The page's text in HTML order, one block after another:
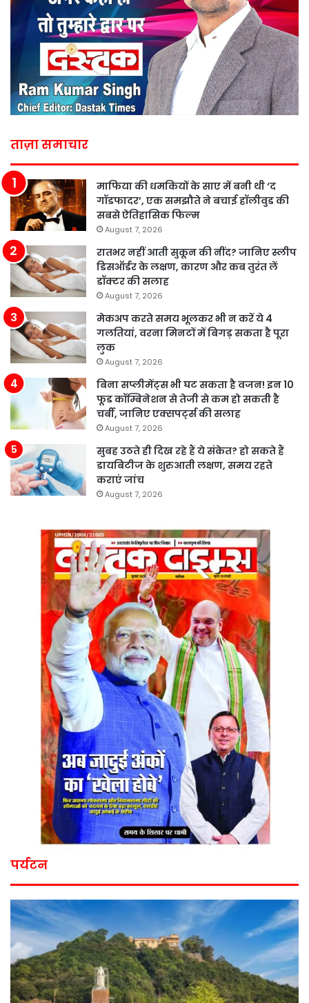
ताज़ा समाचार
माफिया की धमकियों के साए में बनी थी ‘द
गॉडफादर’, एक समझौते ने बचाई हॉलीवुड की
सबसे ऐतिहासिक फिल्म
August 7, 2026
रातभर नहीं आती सुकून की नींद? जानिए स्लीप
डिसऑर्डर के लक्षण, कारण और कब तुरंत लें
डॉक्टर की सलाह
August 7, 2026
मेकअप करते समय भूलकर भी न करें ये 4
गलतियां, वरना मिनटों में बिगड़ सकता है पूरा
लुक
August 7, 2026
बिना सप्लीमेंट्स भी घट सकता है वजन! इन 10
फूड कॉम्बिनेशन से तेजी से कम हो सकती है
चर्बी, जानिए एक्सपर्ट्स की सलाह
August 7, 2026
सुबह उठते ही दिख रहे हैं ये संकेत? हो सकते हैं
डायबिटीज के शुरुआती लक्षण, समय रहते
कराएं जांच
August 7, 2026
पर्यटन